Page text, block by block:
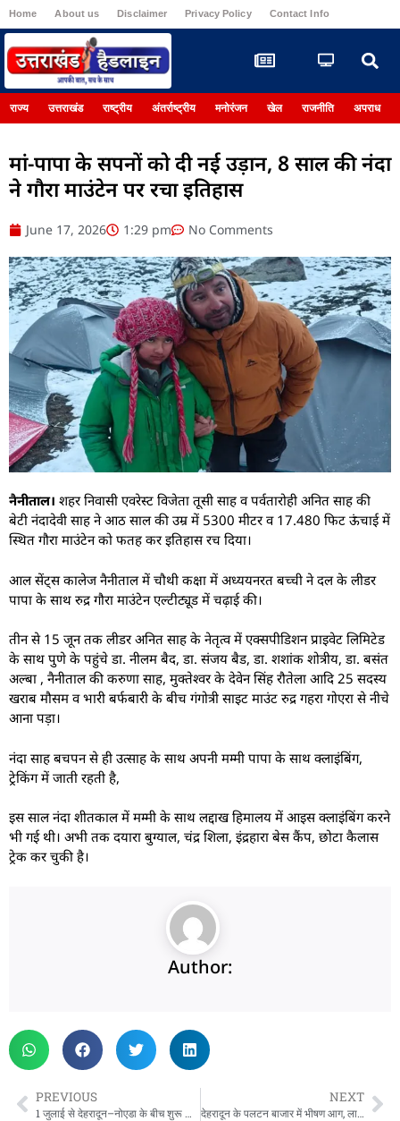
Home About us Disclaimer Privacy Policy Contact Info
राज्य उत्तराखंड राष्ट्रीय अंतर्राष्ट्रीय मनोरंजन खेल राजनीति अपराध
मां-पापा के सपनों को दी नई उड़ान, 8 साल की नंदा
ने गौरा माउंटेन पर रचा इतिहास
June 17, 2026 1:29 pm No Comments
नैनीताल। शहर निवासी एवरेस्ट विजेता तूसी साह व पर्वतारोही अनित साह की
बेटी नंदादेवी साह ने आठ साल की उम्र में 5300 मीटर व 17.480 फिट ऊंचाई में
स्थित गौरा माउंटेन को फतह कर इतिहास रच दिया।
आल सेंट्स कालेज नैनीताल में चौथी कक्षा में अध्ययनरत बच्ची ने दल के लीडर
पापा के साथ रुद्र गौरा माउंटेन एल्टीट्यूड में चढ़ाई की।
तीन से 15 जून तक लीडर अनित साह के नेतृत्व में एक्सपीडिशन प्राइवेट लिमिटेड
के साथ पुणे के पहुंचे डा. नीलम बैद, डा. संजय बैड, डा. शशांक शोत्रीय, डा. बसंत
अल्बा , नैनीताल की करुणा साह, मुक्तेश्वर के देवेन सिंह रौतेला आदि 25 सदस्य
खराब मौसम व भारी बर्फबारी के बीच गंगोत्री साइट माउंट रुद्र गहरा गोएरा से नीचे
आना पड़ा।
नंदा साह बचपन से ही उत्साह के साथ अपनी मम्मी पापा के साथ क्लाइंबिंग,
ट्रेकिंग में जाती रहती है,
इस साल नंदा शीतकाल में मम्मी के साथ लद्दाख हिमालय में आइस क्लाइंबिंग करने
भी गई थी। अभी तक दयारा बुग्याल, चंद्र शिला, इंद्रहारा बेस कैंप, छोटा कैलास
ट्रेक कर चुकी है।
Author:
PREVIOUS
1 जुलाई से देहरादून–नोएडा के बीच शुरू होगी सीधी फ्लाइट, इंडिगो रोजाना करेगी उड़ान
NEXT
देहरादून के पलटन बाजार में भीषण आग, लाखों का नुकसान, जांच शुरू